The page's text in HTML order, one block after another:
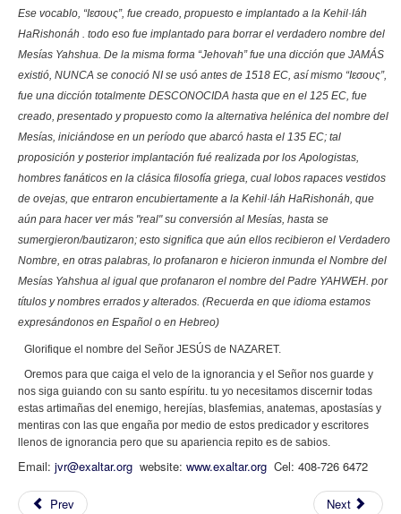
Ese vocablo, “Ιεσους”, fue creado, propuesto e implantado a la Kehil·láh
HaRishonáh . todo eso fue implantado para borrar el verdadero nombre del
Mesías Yahshua. De la misma forma “Jehovah” fue una dicción que JAMÁS
existió, NUNCA se conoció NI se usó antes de 1518 EC, así mismo “Ιεσους”,
fue una dicción totalmente DESCONOCIDA hasta que en el 125 EC, fue
creado, presentado y propuesto como la alternativa helénica del nombre del
Mesías, iniciándose en un período que abarcó hasta el 135 EC; tal
proposición y posterior implantación fué realizada por los Apologistas,
hombres fanáticos en la clásica filosofía griega, cual lobos rapaces vestidos
de ovejas, que entraron encubiertamente a la Kehil·láh HaRishonáh, que
aún para hacer ver más "real" su conversión al Mesías, hasta se
sumergieron/bautizaron; esto significa que aún ellos recibieron el Verdadero
Nombre, en otras palabras, lo profanaron e hicieron inmunda el Nombre del
Mesías Yahshua al igual que profanaron el nombre del Padre YAHWEH. por
títulos y nombres errados y alterados. (Recuerda en que idioma estamos
expresándonos en Español o en Hebreo)
Glorifique el nombre del Señor JESÚS de NAZARET.
Oremos para que caiga el velo de la ignorancia y el Señor nos guarde y
nos siga guiando con su santo espíritu. tu yo necesitamos discernir todas
estas artimañas del enemigo, herejías, blasfemias, anatemas, apostasías y
mentiras con las que engaña por medio de estos predicador y escritores
llenos de ignorancia pero que su apariencia repito es de sabios.
Email: jvr@exaltar.org website: www.exaltar.org Cel: 408-726 6472
Prev Next